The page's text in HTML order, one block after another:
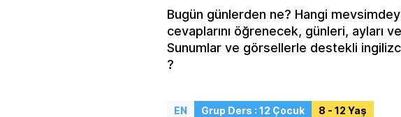
Bugün günlerden ne? Hangi
cevaplarını öğrenecek, günleri, ayları
Sunumlar ve görsellerle destekli
?
EN Grup Ders : 12 Çocuk 8 - 12 Yaş